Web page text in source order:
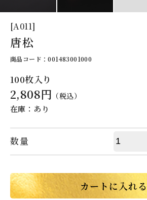
[A011]
唐松
商品コード：001483001000
100枚入り
2,808円 （税込）
在庫：あり
数量
カートに入れる